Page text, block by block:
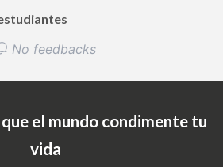
No feedbacks
el mundo condimente tu
vida